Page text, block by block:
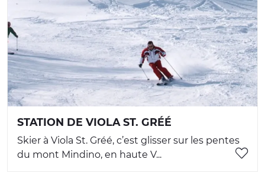
STATION DE VIOLA ST. GRÉÉ
Skier à Viola St. Gréé, c’est glisser sur les pentes
du mont Mindino, en haute V...